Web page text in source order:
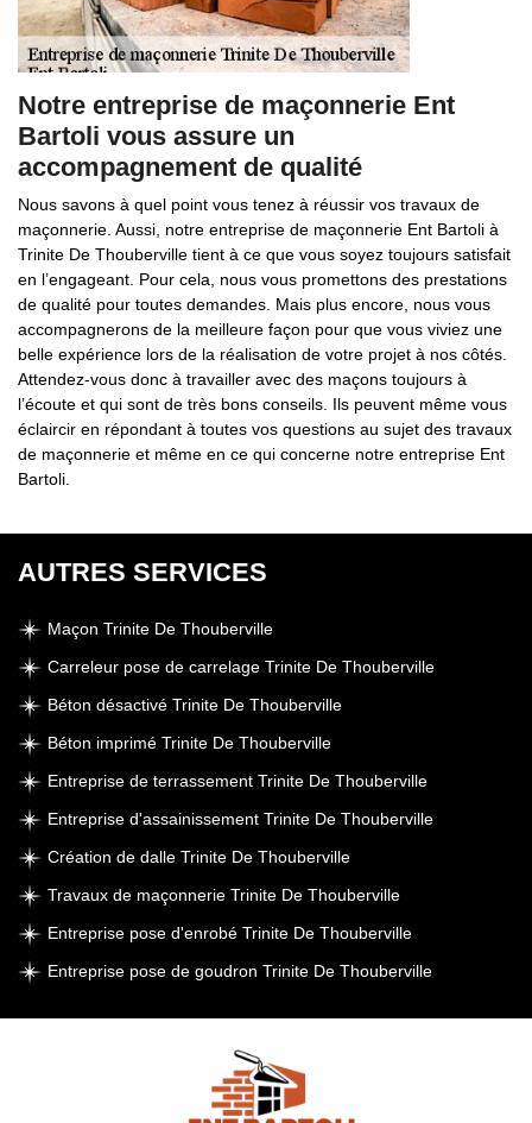
Notre entreprise de maçonnerie Ent
Bartoli vous assure un
accompagnement de qualité
Nous savons à quel point vous tenez à réussir vos travaux de
maçonnerie. Aussi, notre entreprise de maçonnerie Ent Bartoli à
Trinite De Thouberville tient à ce que vous soyez toujours satisfait
en l’engageant. Pour cela, nous vous promettons des prestations
de qualité pour toutes demandes. Mais plus encore, nous vous
accompagnerons de la meilleure façon pour que vous viviez une
belle expérience lors de la réalisation de votre projet à nos côtés.
Attendez-vous donc à travailler avec des maçons toujours à
l’écoute et qui sont de très bons conseils. Ils peuvent même vous
éclaircir en répondant à toutes vos questions au sujet des travaux
de maçonnerie et même en ce qui concerne notre entreprise Ent
Bartoli.
AUTRES SERVICES
Maçon Trinite De Thouberville
Carreleur pose de carrelage Trinite De Thouberville
Béton désactivé Trinite De Thouberville
Béton imprimé Trinite De Thouberville
Entreprise de terrassement Trinite De Thouberville
Entreprise d'assainissement Trinite De Thouberville
Création de dalle Trinite De Thouberville
Travaux de maçonnerie Trinite De Thouberville
Entreprise pose d'enrobé Trinite De Thouberville
Entreprise pose de goudron Trinite De Thouberville